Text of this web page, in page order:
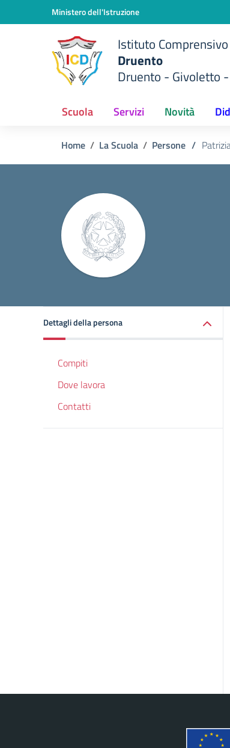
Vai ai contenuti
Vai al menu di navigazione
Ministero dell'Istruzione
Istituto Comprensivo
Druento
Druento - Givoletto -
Scuola Servizi Novità
Home La Scuola Persone /
Dettagli della persona
Compiti
Dove lavora
Contatti